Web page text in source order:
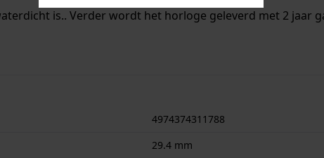
is.. Verder wordt het horloge geleverd met 2 jaar
4974374311788
29.4 mm